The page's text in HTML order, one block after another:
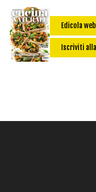
senza uova
Vegan
Impatto Glicemico:
Calorie max (kcal):
Edicola web
Iscriviti